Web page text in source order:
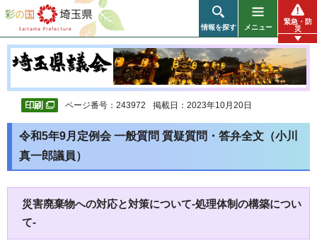
彩の国 埼玉県
情報を探す メニュー
緊急・防
災
ページ番号：243972 掲載日：2023年10月20日
令和5年9月定例会 一般質問 質疑質問・答弁全文（小川
真一郎議員）
災害廃棄物への対応と対策について-処理体制の構築につい
て-